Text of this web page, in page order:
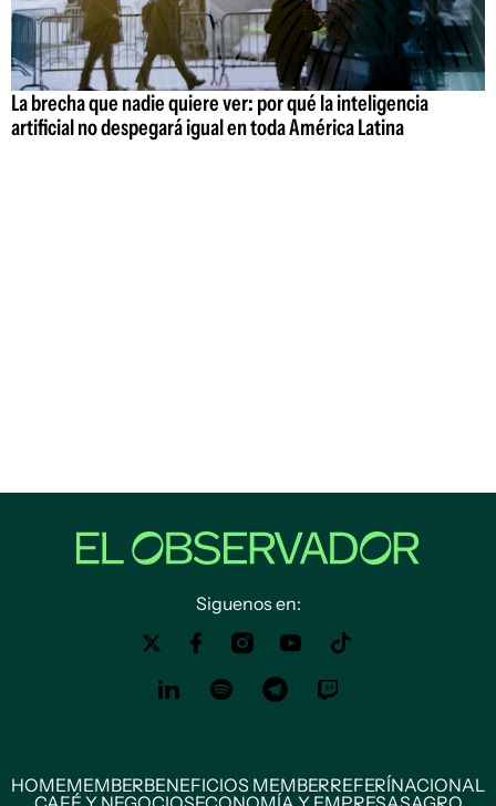
La brecha que nadie quiere ver: por qué la inteligencia
artificial no despegará igual en toda América Latina
Siguenos en:
HOMEMEMBERBENEFICIOS MEMBERREFERÍNACIONAL